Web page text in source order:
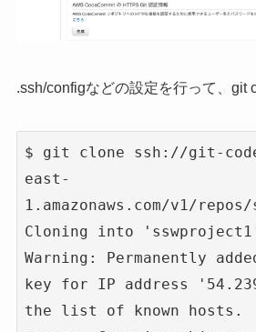
.ssh/configなどの設定を行って、git
$ git clone ssh://git-
east-
1.amazonaws.com/v1/
Cloning into
Warning: Permanently
key for IP address
the list of known hosts.